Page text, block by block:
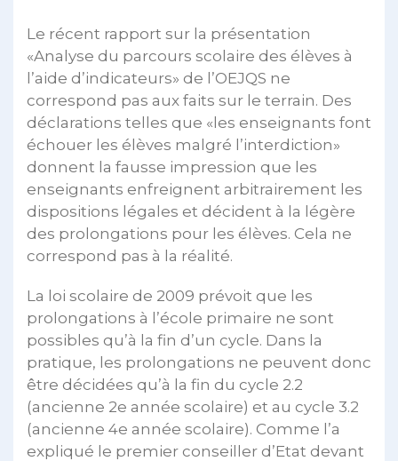
Le récent rapport sur la présentation
«Analyse du parcours scolaire des élèves à
l’aide d’indicateurs» de l’OEJQS ne
correspond pas aux faits sur le terrain. Des
déclarations telles que «les enseignants font
échouer les élèves malgré l’interdiction»
donnent la fausse impression que les
enseignants enfreignent arbitrairement les
dispositions légales et décident à la légère
des prolongations pour les élèves. Cela ne
correspond pas à la réalité.
La loi scolaire de 2009 prévoit que les
prolongations à l’école primaire ne sont
possibles qu’à la fin d’un cycle. Dans la
pratique, les prolongations ne peuvent donc
être décidées qu’à la fin du cycle 2.2
(ancienne 2e année scolaire) et au cycle 3.2
(ancienne 4e année scolaire). Comme l’a
expliqué le premier conseiller d’Etat devant